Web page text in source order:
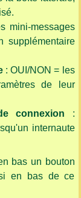
mini-messages
supplémentaire
: OUI/NON = les
de leur
connexion :
internaute
bas un bouton
en bas de ce